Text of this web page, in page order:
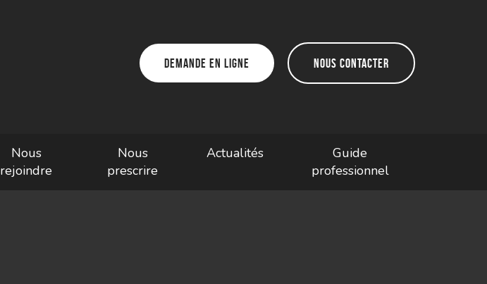
Demande en ligne Nous contacter
Nous
rejoindre
Nous
prescrire
Actualités
Guide
professionnel